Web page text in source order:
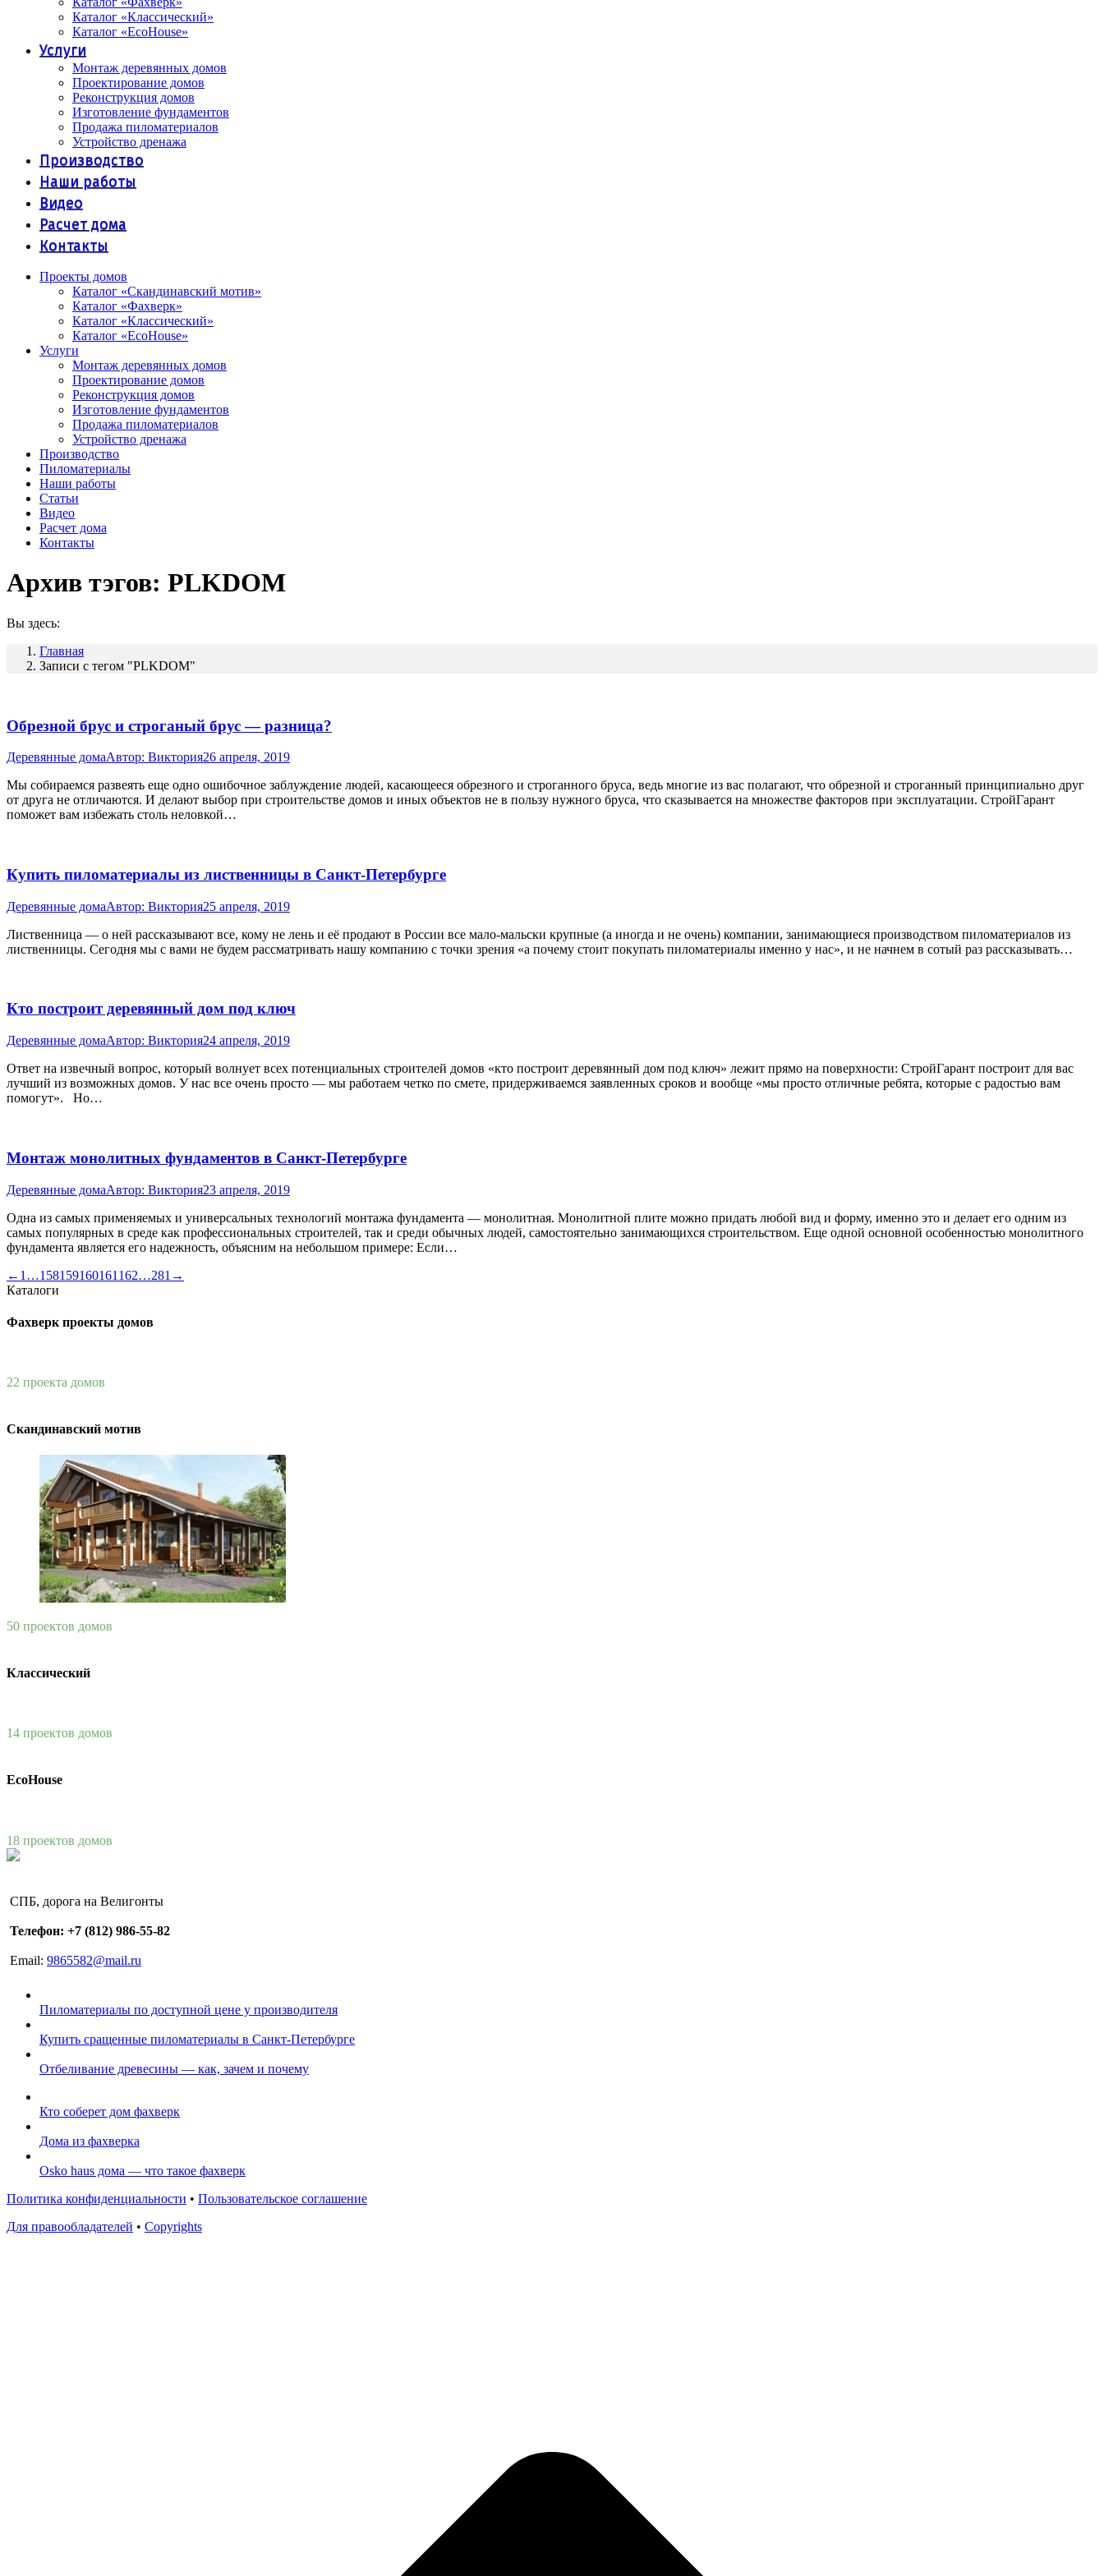
Каталог «Классический»
Каталог «EcoHouse»
Услуги
Монтаж деревянных домов
Проектирование домов
Реконструкция домов
Изготовление фундаментов
Продажа пиломатериалов
Устройство дренажа
Производство
Наши работы
Видео
Расчет дома
Контакты
Проекты домов
Каталог «Скандинавский мотив»
Каталог «Фахверк»
Каталог «Классический»
Каталог «EcoHouse»
Услуги
Монтаж деревянных домов
Проектирование домов
Реконструкция домов
Изготовление фундаментов
Продажа пиломатериалов
Устройство дренажа
Производство
Пиломатериалы
Наши работы
Статьи
Видео
Расчет дома
Контакты
Архив тэгов: PLKDOM
Вы здесь:
Главная
Записи с тегом "PLKDOM"
Обрезной брус и строганый брус — разница?
Деревянные домаАвтор: Виктория26 апреля, 2019
Мы собираемся развеять еще одно ошибочное заблуждение людей, касающееся обрезного и строганного бруса, ведь многие из вас полагают, что обрезной и строганный принципиально друг
от друга не отличаются. И делают выбор при строительстве домов и иных объектов не в пользу нужного бруса, что сказывается на множестве факторов при эксплуатации. СтройГарант
поможет вам избежать столь неловкой…
Купить пиломатериалы из лиственницы в Санкт-Петербурге
Деревянные домаАвтор: Виктория25 апреля, 2019
Лиственница — о ней рассказывают все, кому не лень и её продают в России все мало-мальски крупные (а иногда и не очень) компании, занимающиеся производством пиломатериалов из
лиственницы. Сегодня мы с вами не будем рассматривать нашу компанию с точки зрения «а почему стоит покупать пиломатериалы именно у нас», и не начнем в сотый раз рассказывать…
Кто построит деревянный дом под ключ
Деревянные домаАвтор: Виктория24 апреля, 2019
Ответ на извечный вопрос, который волнует всех потенциальных строителей домов «кто построит деревянный дом под ключ» лежит прямо на поверхности: СтройГарант построит для вас
лучший из возможных домов. У нас все очень просто — мы работаем четко по смете, придерживаемся заявленных сроков и вообще «мы просто отличные ребята, которые с радостью вам
помогут». Но…
Монтаж монолитных фундаментов в Санкт-Петербурге
Деревянные домаАвтор: Виктория23 апреля, 2019
Одна из самых применяемых и универсальных технологий монтажа фундамента — монолитная. Монолитной плите можно придать любой вид и форму, именно это и делает его одним из
самых популярных в среде как профессиональных строителей, так и среди обычных людей, самостоятельно занимающихся строительством. Еще одной основной особенностью монолитного
фундамента является его надежность, объясним на небольшом примере: Если…
← 1 …158159160161 162…281 →
Каталоги
Фахверк проекты домов
22 проекта домов
Скандинавский мотив
50 проектов домов
Классический
14 проектов домов
EcoHouse
18 проектов домов
СПБ, дорога на Велигонты
Телефон: +7 (812) 986-55-82
Email: 9865582@mail.ru
Пиломатериалы по доступной цене у производителя
Купить сращенные пиломатериалы в Санкт-Петербурге
Отбеливание древесины — как, зачем и почему
Кто соберет дом фахверк
Дома из фахверка
Osko haus дома — что такое фахверк
Политика конфиденциальности • Пользовательское соглашение
Для правообладателей • Copyrights